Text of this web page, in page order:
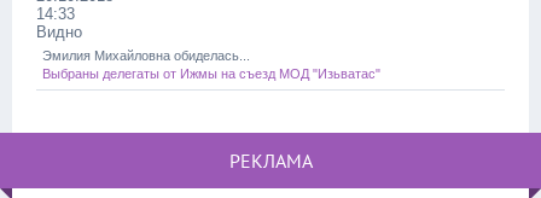
14:33
Видно
Эмилия Михайловна обиделась...
Выбраны делегаты от Ижмы на съезд МОД "Изьватас"
РЕКЛАМА